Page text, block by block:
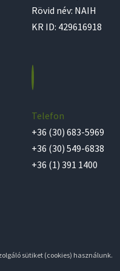
Rövid név: NAIH
KR ID: 429616918
Telefon
+36 (30) 683-5969
+36 (30) 549-6838
+36 (1) 391 1400
sütiket (cookies) használunk.